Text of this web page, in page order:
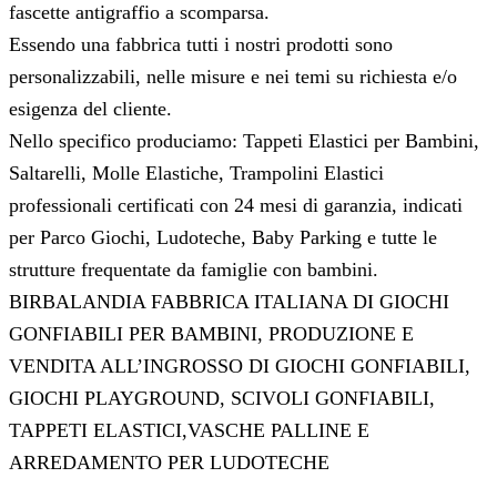
fascette antigraffio a scomparsa.
Essendo una fabbrica tutti i nostri prodotti sono
personalizzabili, nelle misure e nei temi su richiesta e/o
esigenza del cliente.
Nello specifico produciamo: Tappeti Elastici per Bambini,
Saltarelli, Molle Elastiche, Trampolini Elastici
professionali certificati con 24 mesi di garanzia, indicati
per Parco Giochi, Ludoteche, Baby Parking e tutte le
strutture frequentate da famiglie con bambini.
BIRBALANDIA FABBRICA ITALIANA DI GIOCHI
GONFIABILI PER BAMBINI, PRODUZIONE E
VENDITA ALL’INGROSSO DI GIOCHI GONFIABILI,
GIOCHI PLAYGROUND, SCIVOLI GONFIABILI,
TAPPETI ELASTICI,VASCHE PALLINE E
ARREDAMENTO PER LUDOTECHE